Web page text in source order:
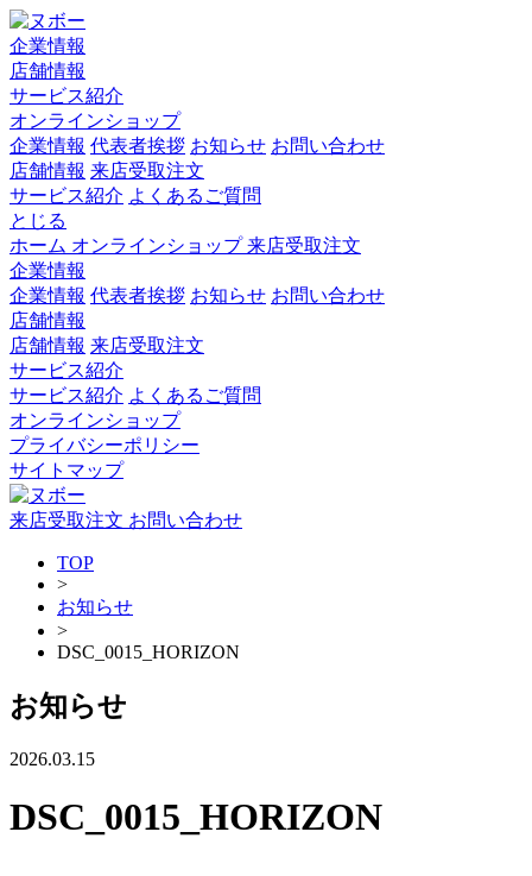
企業情報
店舗情報
サービス紹介
オンラインショップ
企業情報 代表者挨拶 お知らせ お問い合わせ
店舗情報 来店受取注文
サービス紹介 よくあるご質問
とじる
ホーム オンラインショップ来店受取注文
企業情報
企業情報 代表者挨拶 お知らせ お問い合わせ
店舗情報
店舗情報 来店受取注文
サービス紹介
サービス紹介 よくあるご質問
オンラインショップ
プライバシーポリシー
サイトマップ
来店受取注文 お問い合わせ
TOP
>
お知らせ
>
DSC_0015_HORIZON
お知らせ
2026.03.15
DSC_0015_HORIZON